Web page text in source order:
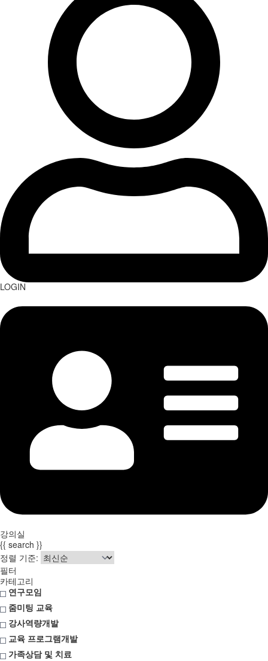
LOGIN
강의실
{{ search }}
정렬 기준:
필터
카테고리
연구모임
줌미팅 교육
강사역량개발
교육 프로그램개발
가족상담 및 치료